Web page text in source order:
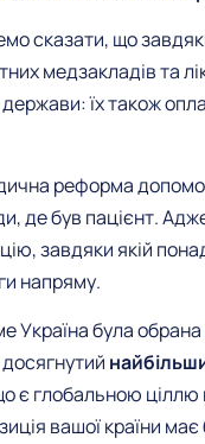
сказати, що
медзакладів та
їх також
реформа
де був пацієнт.
завдяки якій
напряму.
була обрана
є глобальною ціллю
вашої країни